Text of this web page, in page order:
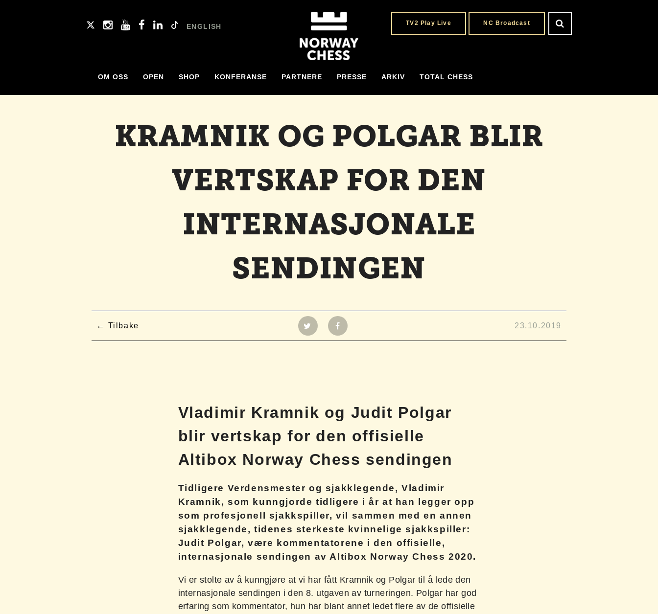
TV2 Play Live NC Broadcast
ENGLISH
OM OSS OPEN SHOP KONFERANSE PARTNERE PRESSE ARKIV TOTAL CHESS
KRAMNIK OG POLGAR BLIR
VERTSKAP FOR DEN
INTERNASJONALE
SENDINGEN
Tilbake 23.10.2019
Vladimir Kramnik og Judit Polgar
blir vertskap for den offisielle
Altibox Norway Chess sendingen
Tidligere Verdensmester og sjakklegende, Vladimir
Kramnik, som kunngjorde tidligere i år at han legger opp
som profesjonell sjakkspiller, vil sammen med en annen
sjakklegende, tidenes sterkeste kvinnelige sjakkspiller:
Judit Polgar, være kommentatorene i den offisielle,
internasjonale sendingen av Altibox Norway Chess 2020.
Vi er stolte av å kunngjøre at vi har fått Kramnik og Polgar til å lede den
internasjonale sendingen i den 8. utgaven av turneringen. Polgar har god
erfaring som kommentator, hun har blant annet ledet flere av de offisielle